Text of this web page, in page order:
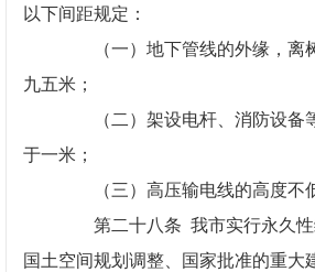
以下间距规定：
（一）地下管线的外缘，离
九五米；
（二）架设电杆、消防设备
于一米；
（三）高压输电线的高度不低
第二十八条 我市实行永久性
国土空间规划调整、国家批准的重大